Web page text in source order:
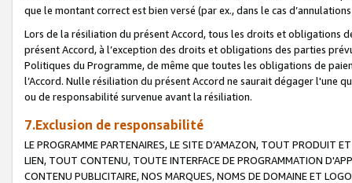
que le montant correct est bien versé (par ex., dans le cas
Lors de la résiliation du présent Accord, tous les droits et obligations
présent Accord, à l’exception des droits et obligations des parties
Politiques du Programme, de même que toutes les obligations de
l’Accord. Nulle résiliation du présent Accord ne saurait dégager l'une
ou de responsabilité survenue avant la résiliation.
7.Exclusion de responsabilité
LE PROGRAMME PARTENAIRES, LE SITE D’AMAZON, TOUT PRODUIT
LIEN, TOUT CONTENU, TOUTE INTERFACE DE PROGRAMMATION
CONTENU PUBLICITAIRE, NOS MARQUES, NOMS DE DOMAINE ET